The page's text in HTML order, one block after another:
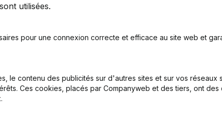
Autres Modifications, …) - Modification Forme
utilisées.
pour une connexion correcte et efficace au site web et
le contenu des publicités sur d'autres sites et sur vos réseaux
Ces cookies, placés par Companyweb et des tiers, ont des